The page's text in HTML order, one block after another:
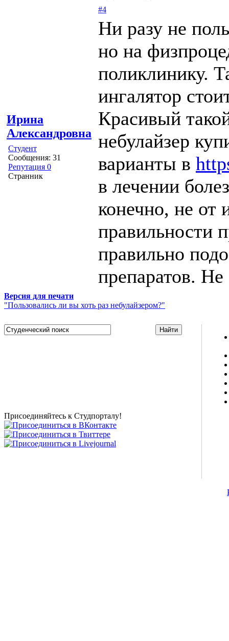
Ирина
Александровна
Студент
Сообщения: 31
Репутация 0
Странник
#4
Ни разу не
но на
поликлинику.
ингалятор
Красивый
небулайзер
варианты в
в лечении
конечно, не от
правильности
правильно
препаратов. Не
Версия для печати
"Пользовались ли вы хоть раз небулайзером?"
Присоединяйтесь к Студпорталу!